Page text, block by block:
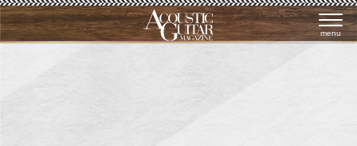
menu